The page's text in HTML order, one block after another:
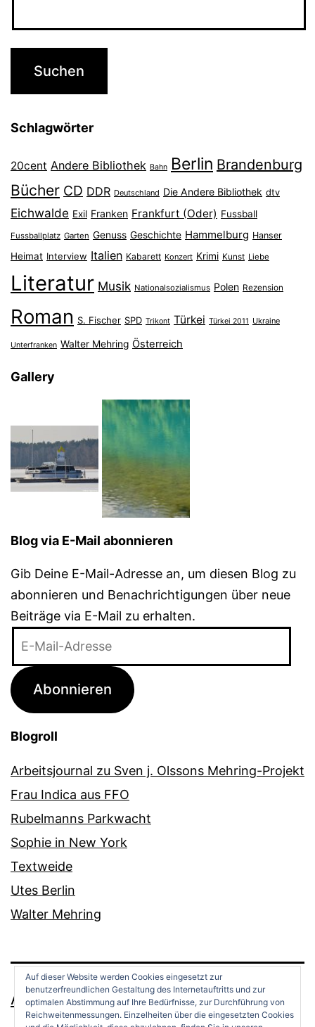
Schlagwörter
20cent Andere Bibliothek Bahn Berlin Brandenburg
Bücher CD DDR Deutschland Die Andere Bibliothek dtv
Eichwalde Exil Franken Frankfurt (Oder) Fussball
Fussballplatz Garten Genuss Geschichte Hammelburg Hanser
Heimat Interview Italien Kabarett Konzert Krimi Kunst Liebe
Literatur Musik Nationalsozialismus Polen Rezension
Roman S. Fischer SPD Trikont Türkei Türkei 2011 Ukraine
Unterfranken Walter Mehring Österreich
Gallery
Blog via E-Mail abonnieren
Gib Deine E-Mail-Adresse an, um diesen Blog zu
abonnieren und Benachrichtigungen über neue
Beiträge via E-Mail zu erhalten.
Adresse
Abonnieren
Blogroll
Arbeitsjournal zu Sven j. Olssons Mehring-Projekt
Frau Indica aus FFO
Rubelmanns Parkwacht
Sophie in New York
Textweide
Utes Berlin
Walter Mehring
ANDREAS OPPERMANN
Auf dieser Website werden Cookies eingesetzt zur
benutzerfreundlichen Gestaltung des Internetauftritts und zur
optimalen Abstimmung auf Ihre Bedürfnisse, zur Durchführung von
Reichweitenmessungen. Einzelheiten über die eingesetzten Cookies